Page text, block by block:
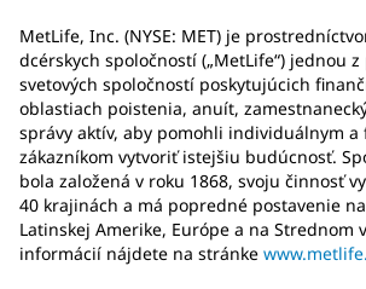
MetLife, Inc. (NYSE: MET) je
dcérskych spoločností („MetLife“) jednou
svetových spoločností poskytujúcich
oblastiach poistenia, anuít,
správy aktív, aby pomohli individuálnym a
zákazníkom vytvoriť istejšiu budúcnosť.
bola založená v roku 1868, svoju činnosť
40 krajinách a má popredné postavenie
Latinskej Amerike, Európe a na Strednom
informácií nájdete na stránke